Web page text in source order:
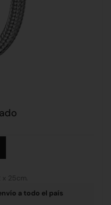
x 25cm.
a todo el país